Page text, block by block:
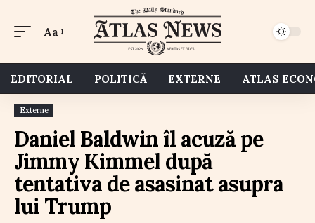
Aa
EDITORIAL POLITICĂ EXTERNE ATLAS
Externe
Daniel Baldwin îl acuză pe
Jimmy Kimmel după
tentativa de asasinat asupra
lui Trump